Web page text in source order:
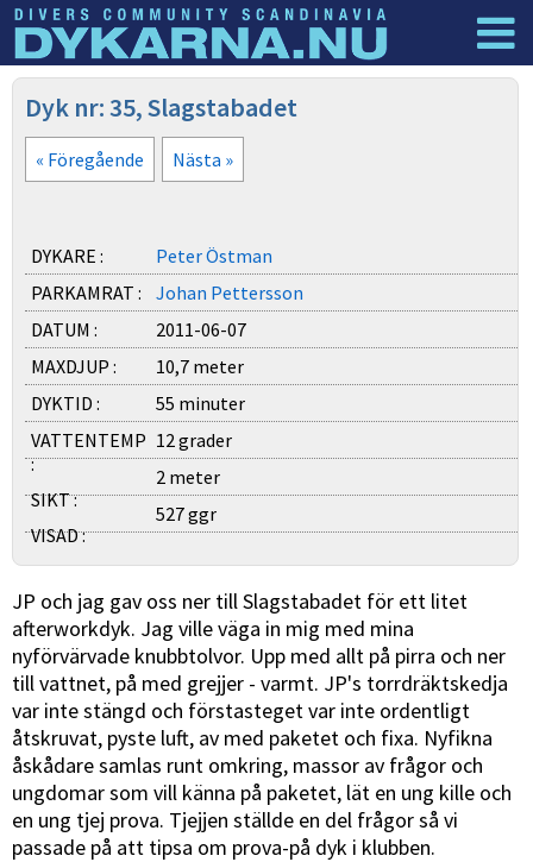
Dyknyheter
Dyk nr: 35, Slagstabadet
« Föregående Nästa »
DYKARE :
Peter Östman
PARKAMRAT :
Johan Pettersson
DATUM :
2011-06-07
MAXDJUP :
10,7 meter
DYKTID :
55 minuter
VATTENTEMP
:
12 grader
SIKT :
2 meter
VISAD :
527 ggr
JP och jag gav oss ner till Slagstabadet för ett litet
afterworkdyk. Jag ville väga in mig med mina
nyförvärvade knubbtolvor. Upp med allt på pirra och ner
till vattnet, på med grejjer - varmt. JP's torrdräktskedja
var inte stängd och förstasteget var inte ordentligt
åtskruvat, pyste luft, av med paketet och fixa. Nyfikna
åskådare samlas runt omkring, massor av frågor och
ungdomar som vill känna på paketet, lät en ung kille och
en ung tjej prova. Tjejjen ställde en del frågor så vi
passade på att tipsa om prova-på dyk i klubben.